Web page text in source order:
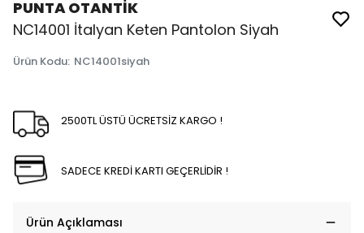
PUNTA OTANTİK
NC14001 İtalyan Keten Pantolon Siyah
Ürün Kodu: NC14001siyah
2500TL ÜSTÜ ÜCRETSİZ KARGO !
SADECE KREDİ KARTI GEÇERLİDİR !
Ürün Açıklaması